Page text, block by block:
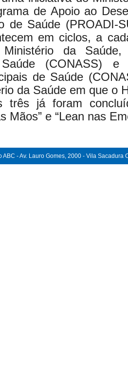
de Apoio ao
de Saúde (PROADI-
em ciclos, a
da
(CONASS) e
de Saúde
da Saúde em que o
três já foram
Mãos” e “Lean nas
- Av. Lauro Gomes, 2000 - Vila